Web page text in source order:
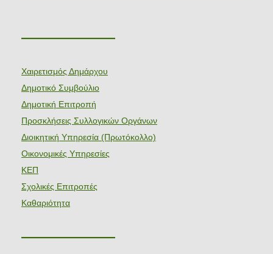
———————
Χαιρετισμός Δημάρχου
Δημοτικό Συμβούλιο
Δημοτική Επιτροπή
Προσκλήσεις Συλλογικών Οργάνων
Διοικητική Υπηρεσία (Πρωτόκολλο)
Οικονομικές Υπηρεσίες
ΚΕΠ
Σχολικές Επιτροπές
Καθαριότητα
———————